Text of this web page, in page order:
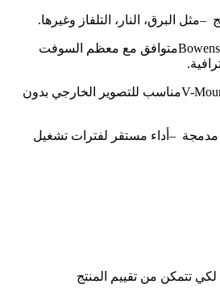
–مثل البرق، النار، التلفاز وغيرها.
متوافق مع معظم السوفت
.
V-مناسب للتصوير الخارجي بدون
مدمجة – أداء مستقر لفترات تشغيل
لكي تتمكن من تقييم المنتج